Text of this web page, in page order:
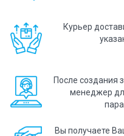
Курьер
После создания
менеджер
Вы получаете